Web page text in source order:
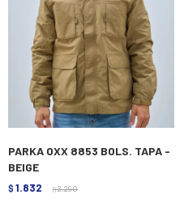
PARKA OXX 8853 BOLS. TAPA -
BEIGE
$ 1.832 $ 2.290